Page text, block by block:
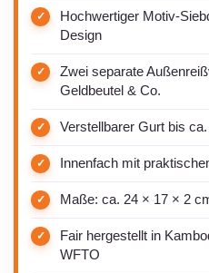
Hochwertiger Motiv-
Design
Zwei separate
Geldbeutel & Co.
Verstellbarer Gurt bis
Innenfach mit
Maße: ca. 24 × 17 × 2
Fair hergestellt in
WFTO